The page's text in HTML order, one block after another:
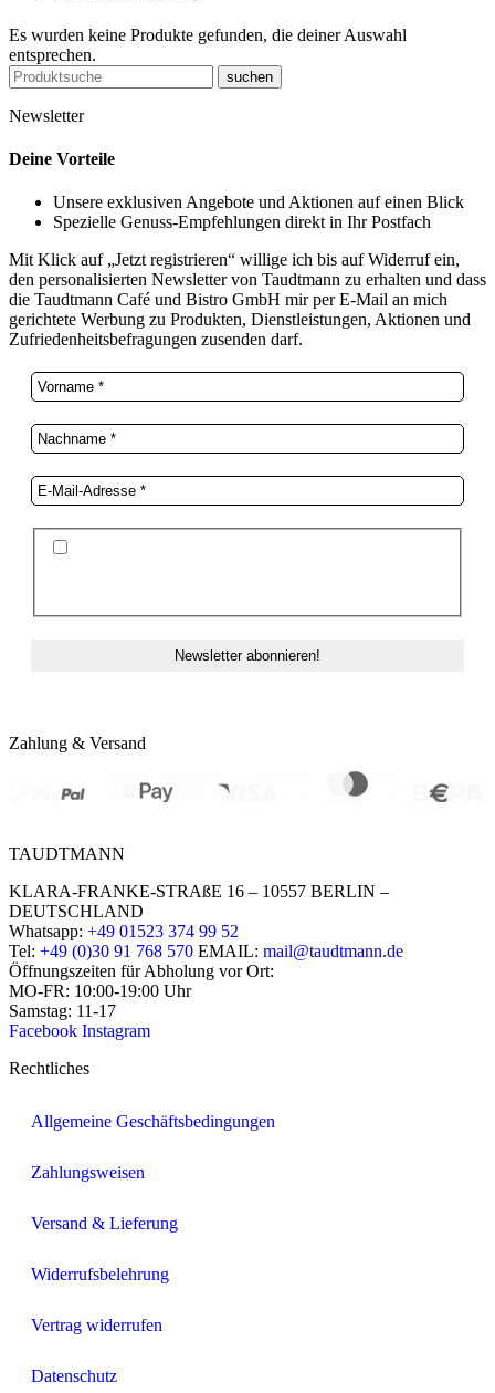
Es wurden keine Produkte gefunden, die deiner Auswahl
entsprechen.
suchen
Newsletter
Deine Vorteile
Unsere exklusiven Angebote und Aktionen auf einen Blick
Spezielle Genuss-Empfehlungen direkt in Ihr Postfach
Mit Klick auf „Jetzt registrieren“ willige ich bis auf Widerruf ein,
den personalisierten Newsletter von Taudtmann zu erhalten und dass
die Taudtmann Café und Bistro GmbH mir per E-Mail an mich
gerichtete Werbung zu Produkten, Dienstleistungen, Aktionen und
Zufriedenheitsbefragungen zusenden darf.
Zahlung & Versand
TAUDTMANN
KLARA-FRANKE-STRAßE 16 – 10557 BERLIN –
DEUTSCHLAND
Whatsapp: +49 01523 374 99 52
Tel: +49 (0)30 91 768 570 EMAIL: mail@taudtmann.de
Öffnungszeiten für Abholung vor Ort:
MO-FR: 10:00-19:00 Uhr
Samstag: 11-17
Facebook Instagram
Rechtliches
Allgemeine Geschäftsbedingungen
Zahlungsweisen
Versand & Lieferung
Widerrufsbelehrung
Vertrag widerrufen
Datenschutz